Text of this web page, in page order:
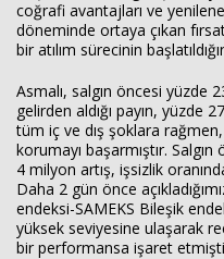
coğrafi avantajları ve
döneminde ortaya çıkan
bir atılım sürecinin
Asmalı, salgın öncesi yüzde
gelirden aldığı payın, yüzde
tüm iç ve dış şoklara
korumayı başarmıştır.
4 milyon artış, işsizlik
Daha 2 gün önce
endeksi-SAMEKS Bileşik
yüksek seviyesine ulaşarak
bir performansa işaret